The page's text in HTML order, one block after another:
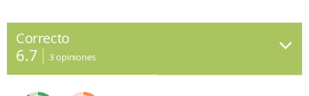
Correcto
6.7 3opiniones